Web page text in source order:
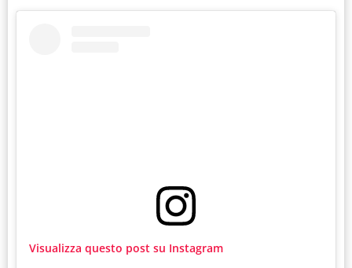
Visualizza questo post su Instagram